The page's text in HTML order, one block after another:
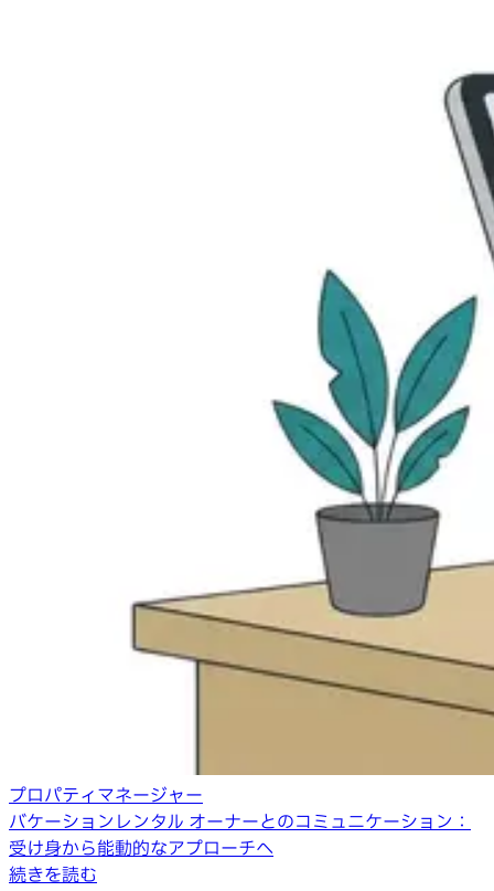
プロパティマネージャー
バケーションレンタル オーナーとのコミュニケーション：
受け身から能動的なアプローチへ
続きを読む